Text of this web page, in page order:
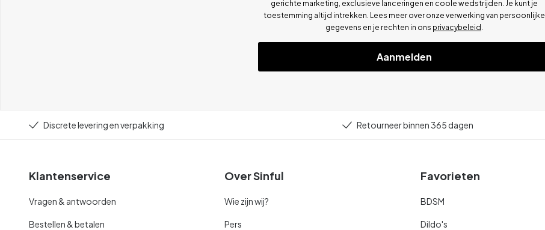
gerichte marketing, exclusieve lanceringen en coole wedstrijden. Je kunt je
toestemming altijd intrekken. Lees meer over onze verwerking van persoonlijke
gegevens en je rechten in ons privacybeleid
Aanmelden
Discrete levering en verpakking Retourneer binnen 365 dagen
Klantenservice
Vragen & antwoorden
Bestellen & betalen
Over Sinful
Wie zijn wij?
Pers
Favorieten
BDSM
Dildo's